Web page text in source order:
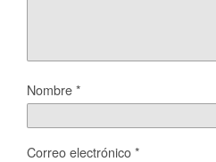
Nombre*
Correo electrónico*